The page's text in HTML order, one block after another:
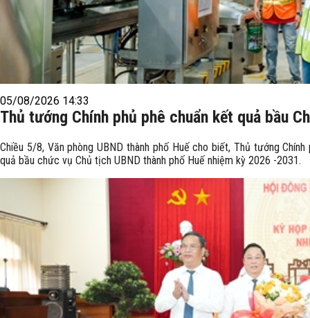
05/08/2026 14:33
Thủ tướng Chính phủ phê chuẩn kết quả bầu
Chiều 5/8, Văn phòng UBND thành phố Huế cho biết, Thủ tướng
quả bầu chức vụ Chủ tịch UBND thành phố Huế nhiệm kỳ 2026 -2031.